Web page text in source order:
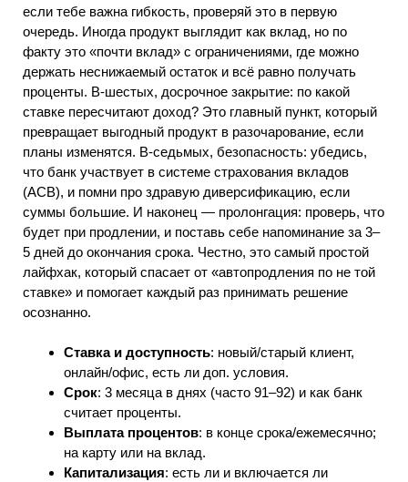
если тебе важна гибкость, проверяй это в первую
очередь. Иногда продукт выглядит как вклад, но по
факту это «почти вклад» с ограничениями, где можно
держать неснижаемый остаток и всё равно получать
проценты. В‑шестых, досрочное закрытие: по какой
ставке пересчитают доход? Это главный пункт, который
превращает выгодный продукт в разочарование, если
планы изменятся. В‑седьмых, безопасность: убедись,
что банк участвует в системе страхования вкладов
(АСВ), и помни про здравую диверсификацию, если
суммы большие. И наконец — пролонгация: проверь, что
будет при продлении, и поставь себе напоминание за 3–
5 дней до окончания срока. Честно, это самый простой
лайфхак, который спасает от «автопродления по не той
ставке» и помогает каждый раз принимать решение
осознанно.
Ставка и доступность: новый/старый клиент,
онлайн/офис, есть ли доп. условия.
Срок: 3 месяца в днях (часто 91–92) и как банк
считает проценты.
Выплата процентов: в конце срока/ежемесячно;
на карту или на вклад.
Капитализация: есть ли и включается ли